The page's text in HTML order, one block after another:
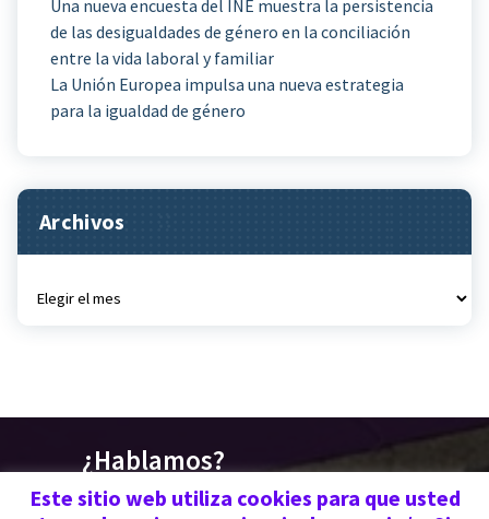
Una nueva encuesta del INE muestra la persistencia
de las desigualdades de género en la conciliación
entre la vida laboral y familiar
La Unión Europea impulsa una nueva estrategia
para la igualdad de género
Archivos
¿Hablamos?
676 030 719 | 670 773
Este sitio web utiliza cookies para que usted